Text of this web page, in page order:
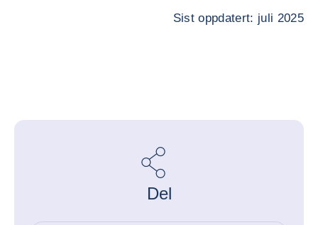
Sist oppdatert: juli 2025
Del